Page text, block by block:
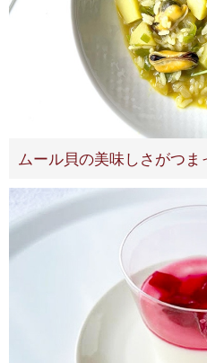
ムール貝の美味しさがつま